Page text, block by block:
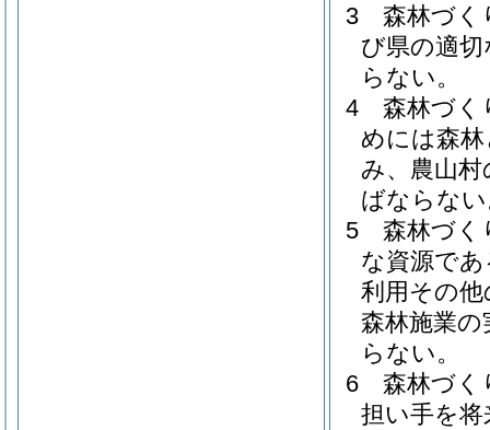
3
森林づく
び県の適
らない。
4
森林づく
めには森
み、農山
ばならな
5
森林づく
な資源で
利用その
森林施業
らない。
6
森林づく
担い手を